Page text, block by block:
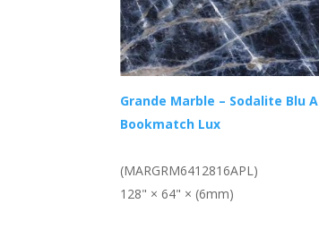
Grande Marble – Sodalite Blu A
Bookmatch Lux
(MARGRM6412816APL)
128" × 64" × (6mm)